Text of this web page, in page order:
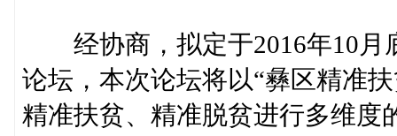
经协商，拟定于2016年10月
论坛，本次论坛将以“彝区精准
精准扶贫、精准脱贫进行多维度